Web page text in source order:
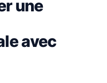
une
avec